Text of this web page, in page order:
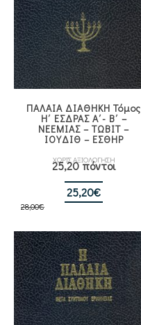
ΠΑΛΑΙΑ ΔΙΑΘΗΚΗ Τόμος
Η΄ ΕΣΔΡΑΣ Α΄- Β΄ –
ΝΕΕΜΙΑΣ – ΤΩΒΙΤ –
ΙΟΥΔΙΘ – ΕΣΘΗΡ
ΧΩΡΙΣ ΑΞΙΟΛΟΓΗΣΗ
25,20 πόντοι
28,00€
Original
28,00€.
25,20€
είναι:
25,20€.